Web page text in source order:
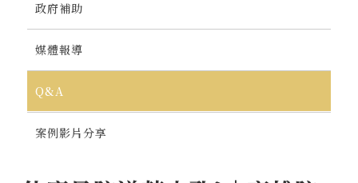
政府補助
媒體報導
Q&A
案例影片分享